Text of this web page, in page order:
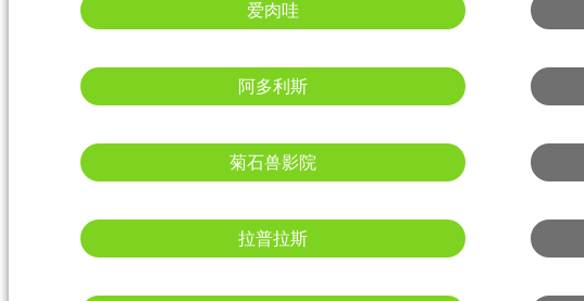
爱肉哇
阿多利斯
菊石兽影院
拉普拉斯